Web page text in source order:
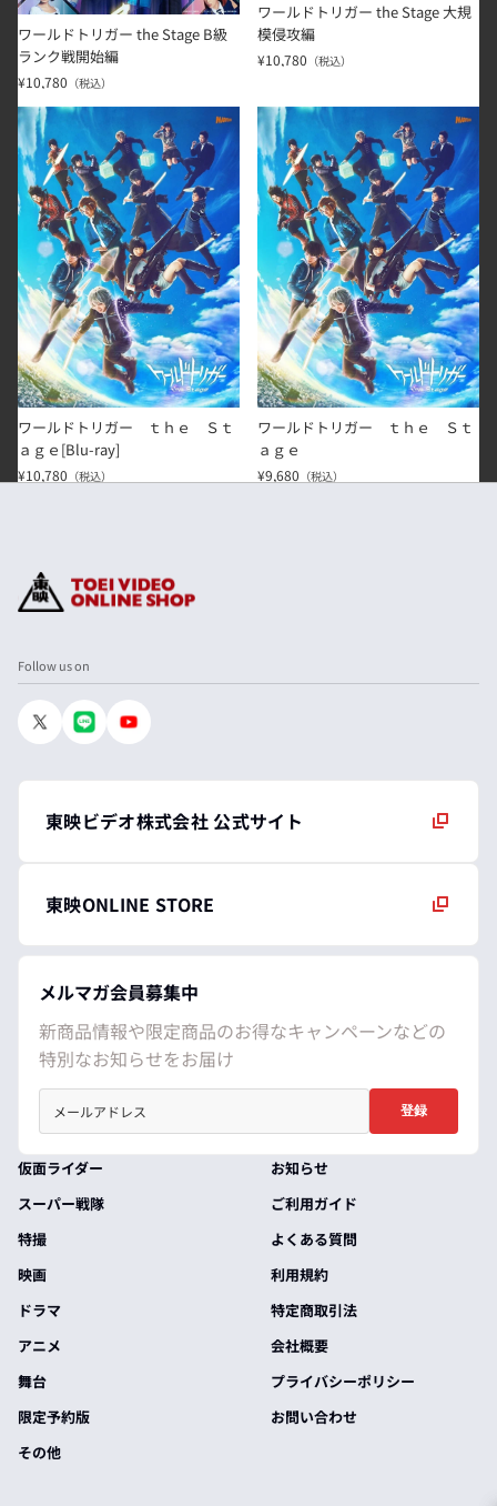
ワールドトリガー the Stage B級
ランク戦開始編
¥10,780 （税込）
ワールドトリガー the Stage 大規
模侵攻編
¥10,780 （税込）
ワールドトリガー ｔｈｅ Ｓｔａｇｅ[Blu-ray]
ワールドトリガー ｔｈｅ Ｓｔ
ａｇｅ[Blu-ray]
¥10,780 （税込）
ワールドトリガー ｔｈｅ Ｓｔ
ワールドトリガー ｔｈｅ Ｓｔ
ａｇｅ
¥9,680 （税込）
Follow us on
東映ビデオ株式会社 公式サイト
東映ONLINE STORE
メルマガ会員募集中
新商品情報や限定商品のお得なキャンペーンなどの
特別なお知らせをお届け
登録
仮面ライダー
スーパー戦隊
特撮
映画
ドラマ
アニメ
舞台
限定予約版
その他
お知らせ
ご利用ガイド
よくある質問
利用規約
特定商取引法
会社概要
プライバシーポリシー
お問い合わせ